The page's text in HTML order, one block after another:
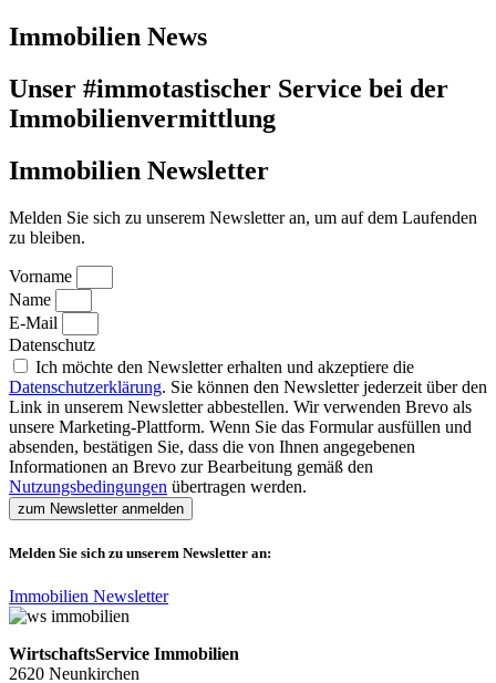
Immobilien News
Unser #immotastischer Service bei der
Immobilienvermittlung
Immobilien Newsletter
Melden Sie sich zu unserem Newsletter an, um auf dem Laufenden
zu bleiben.
Vorname
Name
E-Mail
Datenschutz
Ich möchte den Newsletter erhalten und akzeptiere die
Datenschutzerklärung. Sie können den Newsletter jederzeit über den
Link in unserem Newsletter abbestellen. Wir verwenden Brevo als
unsere Marketing-Plattform. Wenn Sie das Formular ausfüllen und
absenden, bestätigen Sie, dass die von Ihnen angegebenen
Informationen an Brevo zur Bearbeitung gemäß den
Nutzungsbedingungen übertragen werden.
zum Newsletter anmelden
Melden Sie sich zu unserem Newsletter an:
Immobilien Newsletter
WirtschaftsService Immobilien
2620 Neunkirchen